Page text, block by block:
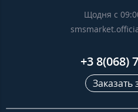
Щодня с
+3 8(068)
Заказать